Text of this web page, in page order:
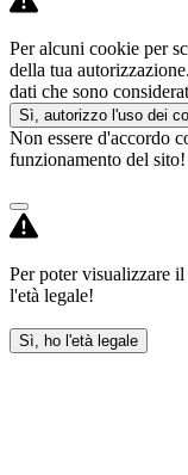
Per alcuni cookie per
della tua
dati che sono
Sì, autorizzo l'uso dei
Non essere d'accordo
funzionamento del
Per poter visualizzare
l'età legale!
Sì, ho l'età legale